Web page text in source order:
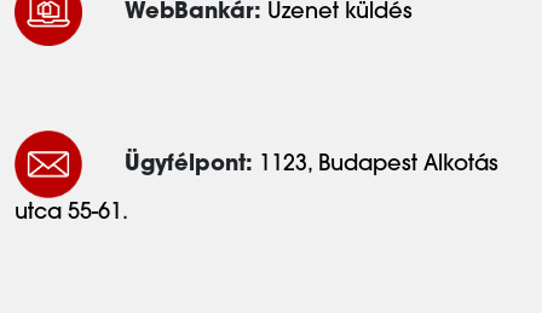
WebBankár: Üzenet küldés
Ügyfélpont: 1123, Budapest Alkotás
utca 55-61.